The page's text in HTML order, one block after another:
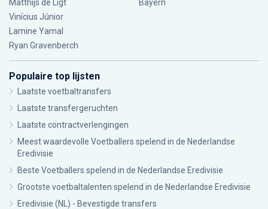
Matthijs de Ligt
Vinícius Júnior
Lamine Yamal
Ryan Gravenberch
Bayern
Populaire top lijsten
Laatste voetbaltransfers
Laatste transfergeruchten
Laatste contractverlengingen
Meest waardevolle Voetballers spelend in de Nederlandse
Eredivisie
Beste Voetballers spelend in de Nederlandse Eredivisie
Grootste voetbaltalenten spelend in de Nederlandse Eredivisie
Eredivisie (NL) - Bevestigde transfers